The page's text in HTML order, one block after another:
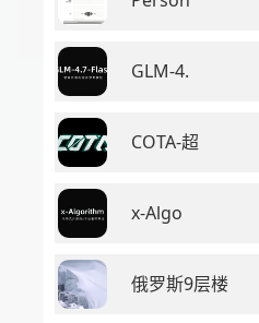
GLM-4.
COTA-超
x-Algo
俄罗斯9层楼